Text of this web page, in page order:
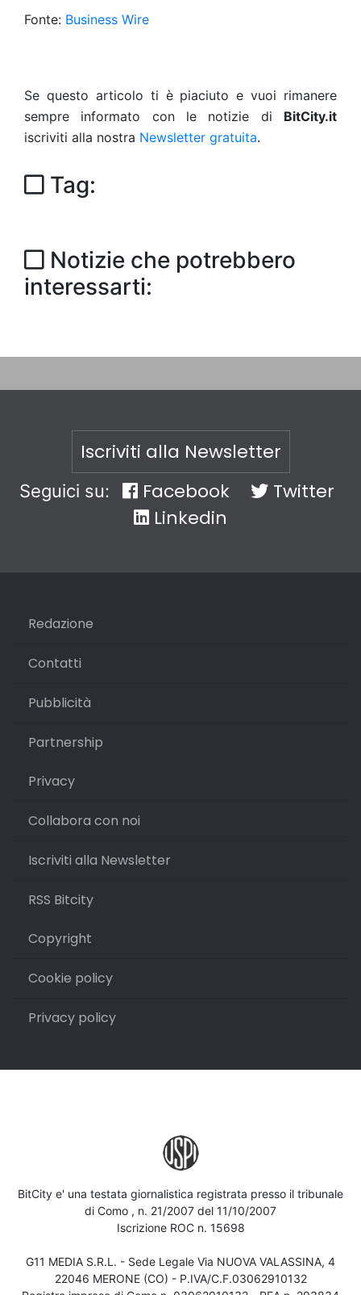
Fonte: Business Wire
Se questo articolo ti è piaciuto e vuoi rimanere
sempre informato con le notizie di BitCity.it
iscriviti alla nostra Newsletter gratuita.
Tag:
Notizie che potrebbero
interessarti:
Iscriviti alla Newsletter
Seguici su: Facebook
Twitter
Linkedin
Redazione
Contatti
Pubblicità
Partnership
Privacy
Collabora con noi
Iscriviti alla Newsletter
RSS Bitcity
Copyright
Cookie policy
Privacy policy
BitCity e' una testata giornalistica registrata presso il tribunale
di Como , n. 21/2007 del 11/10/2007
Iscrizione ROC n. 15698
G11 MEDIA S.R.L. - Sede Legale Via NUOVA VALASSINA, 4
22046 MERONE (CO) - P.IVA/C.F.03062910132